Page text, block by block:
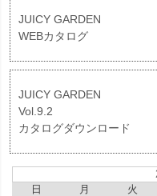
JUICY GARDEN
WEBカタログ
JUICY GARDEN
Vol.9.2
カタログダウンロード
日
月 火